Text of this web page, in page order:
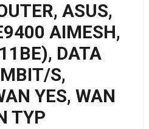
ASUS,
AIMESH,
DATA
S,
YES, WAN
TYP